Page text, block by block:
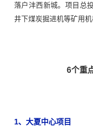
落户沣西新城。项目总
井下煤炭掘进机等矿用机
6个重
1、 大夏中心项目